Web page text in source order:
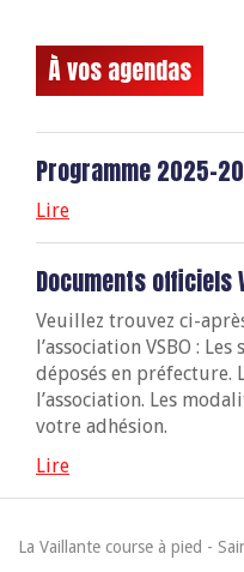
À vos agendas
Programme 2025-
Lire
Documents officiels
Veuillez trouvez ci-
l’association VSBO :
déposés en préfecture.
l’association. Les
votre adhésion.
Lire
La Vaillante course à pied -